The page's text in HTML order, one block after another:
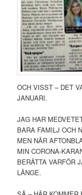
OCH VISST – DET
JANUARI.
JAG HAR
BARA FAMILJ OCH
MEN NÄR
MIN CORONA-
BERÄTTA VARFÖR
LÄNGE.